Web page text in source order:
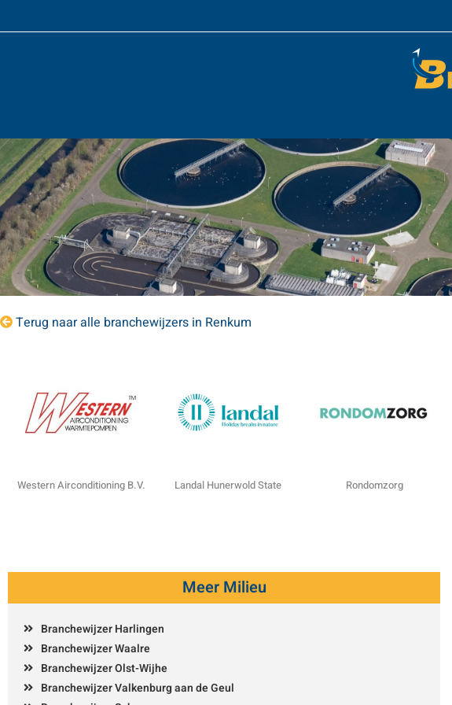
Terug naar alle branchewijzers in Renkum
Western Airconditioning B.V. Landal Hunerwold State Rondomzorg
Meer Milieu
Branchewijzer Harlingen
Branchewijzer Waalre
Branchewijzer Olst-Wijhe
Branchewijzer Valkenburg aan de Geul